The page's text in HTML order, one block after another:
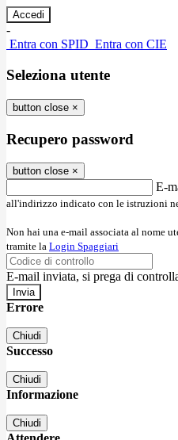
-
Entra con SPID Entra con CIE
Seleziona utente
button close ×
Recupero password
button close ×
E-
all'indirizzo indicato con le istruzioni
Non hai una e-mail associata al nome
tramite la Login Spaggiari
E-mail inviata, si prega di
Errore
Chiudi
Successo
Chiudi
Informazione
Chiudi